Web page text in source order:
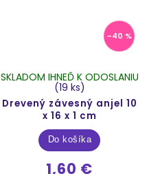
–40 %
Drevený závesný anjel 10
x 16 x 1 cm
SKLADOM IHNEĎ K ODOSLANIU
(19 ks)
1,60 €
Do košíka